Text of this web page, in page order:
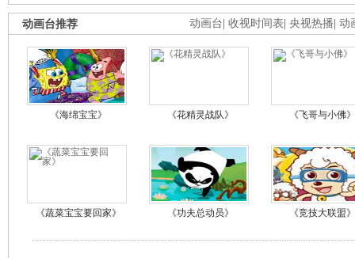
动画台 收视时间表 央视热播 动
动画台推荐
《海绵宝宝》 《花精灵战队》 《飞哥与小佛》
《蔬菜宝宝要回家》 《功夫总动员》 《竞技大联盟》